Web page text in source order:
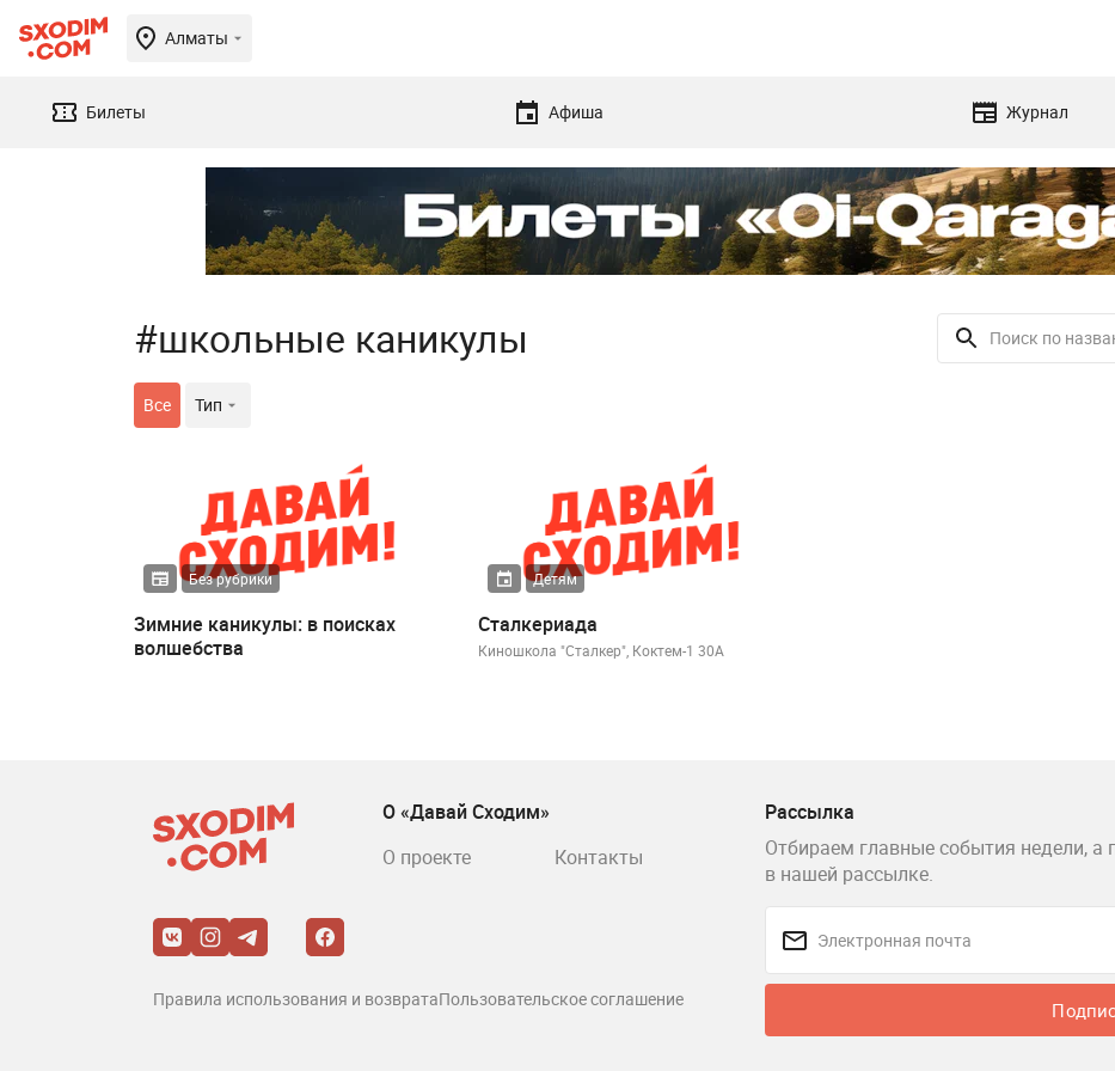
Алматы
Билеты Афиша Журнал
#школьные каникулы
Все Тип
Без рубрики
Зимние каникулы: в поисках
волшебства
Детям
Сталкериада
Киношкола "Сталкер", Коктем-1 30А
Рассылка
Отбираем главные события недели, а
в нашей рассылке.
О «Давай Сходим»
О проекте
Контакты
Правила использования и возвратаПользовательское соглашение